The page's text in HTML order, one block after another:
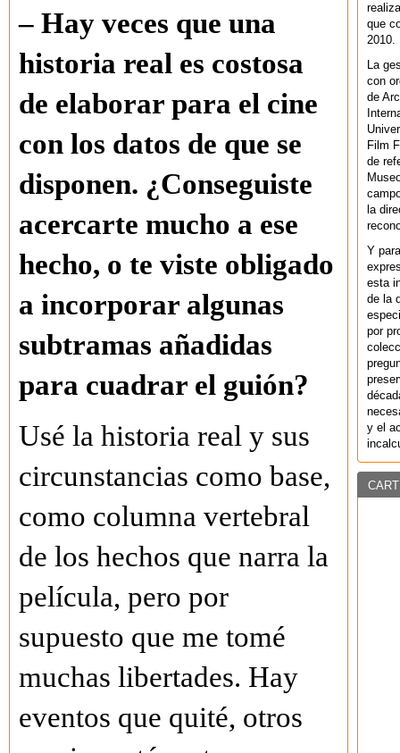
– Hay veces que una
historia real es costosa
de elaborar para el cine
con los datos de que se
disponen. ¿Conseguiste
acercarte mucho a ese
hecho, o te viste obligado
a incorporar algunas
subtramas añadidas
para cuadrar el guión?
Usé la historia real y sus
circunstancias como base,
como columna vertebral
de los hechos que narra la
película, pero por
supuesto que me tomé
muchas libertades. Hay
eventos que quité, otros
que
2010.
La
con
de
Film
de
la
Y
esta
de la
por
y el